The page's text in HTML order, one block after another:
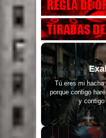
Tú eres mi hacha
porque contigo
y contigo